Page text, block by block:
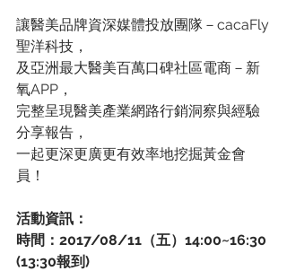
讓醫美品牌資深媒體投放團隊－cacaFly
聖洋科技，
及亞洲最大醫美百萬口碑社區電商－新
氧APP，
完整呈現醫美產業網路行銷洞察與經驗
分享報告，
一起更深更廣更有效率地挖掘黃金會
員！
活動資訊：
時間：2017/08/11（五）14:00~16:30
(13:30報到)